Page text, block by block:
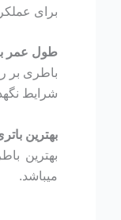
برای عملکرد بهتر
طول عمر
باطری بر
شرایط
بهترین
میباشد.